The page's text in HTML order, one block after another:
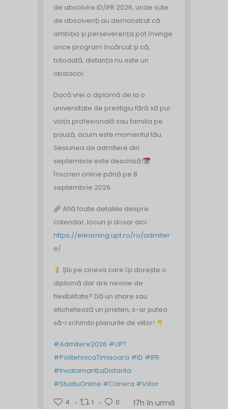
de absolvire ID/IFR 2026, unde sute
de absolvenți au demonstrat că
ambiția și perseverența pot învinge
orice program încărcat și că,
totodată, distanța nu este un
obstacol.
Dacă vrei o diplomă de la o
universitate de prestigiu fără să pui
viața profesională sau familia pe
pauză, acum este momentul tău.
Sesiunea de admitere din
septembrie este deschisă!
Înscrieri online până pe 8
septembrie 2026.
Află toate detaliile despre
calendar, locuri și dosar aici:
https://elearning.upt.ro/ro/admiter
e/
Știi pe cineva care își dorește o
diplomă dar are nevoie de
flexibilitate? Dă un share sau
etichetează un prieten, s-ar putea
să-i schimbi planurile de viitor!
#Admitere2026 #UPT
#PolitehnicaTimisoara #ID #IFR
#InvatamantLaDistanta
#StudiuOnline #Cariera #Viitor
4
1 0 17h în urmă